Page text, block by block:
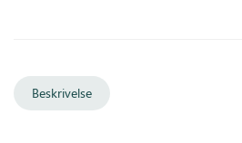
Beskrivelse